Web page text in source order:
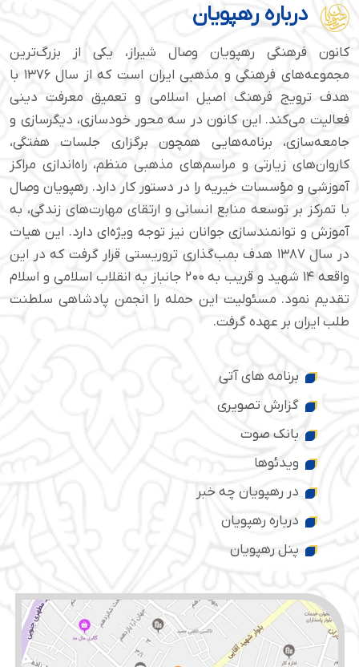
درباره رهپویان
کانون فرهنگی رهپویان وصال شیراز، یکی از بزرگ‌ترین
مجموعه‌های فرهنگی و مذهبی ایران است که از سال ۱۳۷۶ با
هدف ترویج فرهنگ اصیل اسلامی و تعمیق معرفت دینی
فعالیت می‌کند. این کانون در سه محور خودسازی، دیگرسازی و
جامعه‌سازی، برنامه‌هایی همچون برگزاری جلسات هفتگی،
کاروان‌های زیارتی و مراسم‌های مذهبی منظم، راه‌اندازی مراکز
آموزشی و مؤسسات خیریه را در دستور کار دارد. رهپویان وصال
با تمرکز بر توسعه منابع انسانی و ارتقای مهارت‌های زندگی، به
آموزش و توانمندسازی جوانان نیز توجه ویژه‌ای دارد. این هیات
در سال ۱۳۸۷ هدف بمب‌گذاری تروریستی قرار گرفت که در این
واقعه ۱۴ شهید و قریب به ۲۰۰ جانباز به انقلاب اسلامی و اسلام
تقدیم نمود. مسئولیت این حمله را انجمن پادشاهی سلطنت
طلب ایران بر عهده گرفت.
برنامه های آتی
گزارش تصویری
بانک صوت
ویدئوها
در رهپویان چه خبر
درباره رهپویان
پنل رهپویان